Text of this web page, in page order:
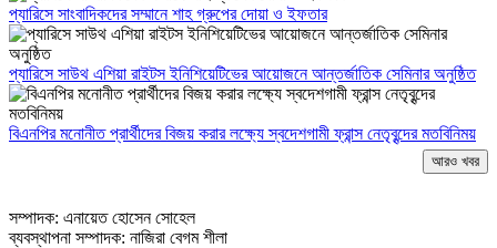
প্যারিসে সাংবাদিকদের সম্মানে শাহ গ্রুপের দোয়া ও ইফতার
প্যারিসে সাউথ এশিয়া রাইটস ইনিশিয়েটিভের আয়োজনে আন্তর্জাতিক সেমিনার অনুষ্ঠিত
বিএনপির মনোনীত প্রার্থীদের বিজয় করার লক্ষ্যে স্বদেশগামী ফ্রান্স নেতৃবৃন্দের মতবিনিময়
আরও খবর
সম্পাদক: এনায়েত হোসেন সোহেল
ব্যবস্থাপনা সম্পাদক: নাজিরা বেগম শীলা